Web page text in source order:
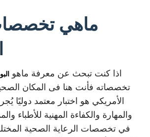
ماهي
اذا كنت تبحث عن معرفة ماهو
تخصصاته فأنت هنا فى المكان
الأمريكي هو اختبار معتمد دوليًا
والمهارة والكفاءة المهنية للأطباء
في تخصصات الرعاية الصحية